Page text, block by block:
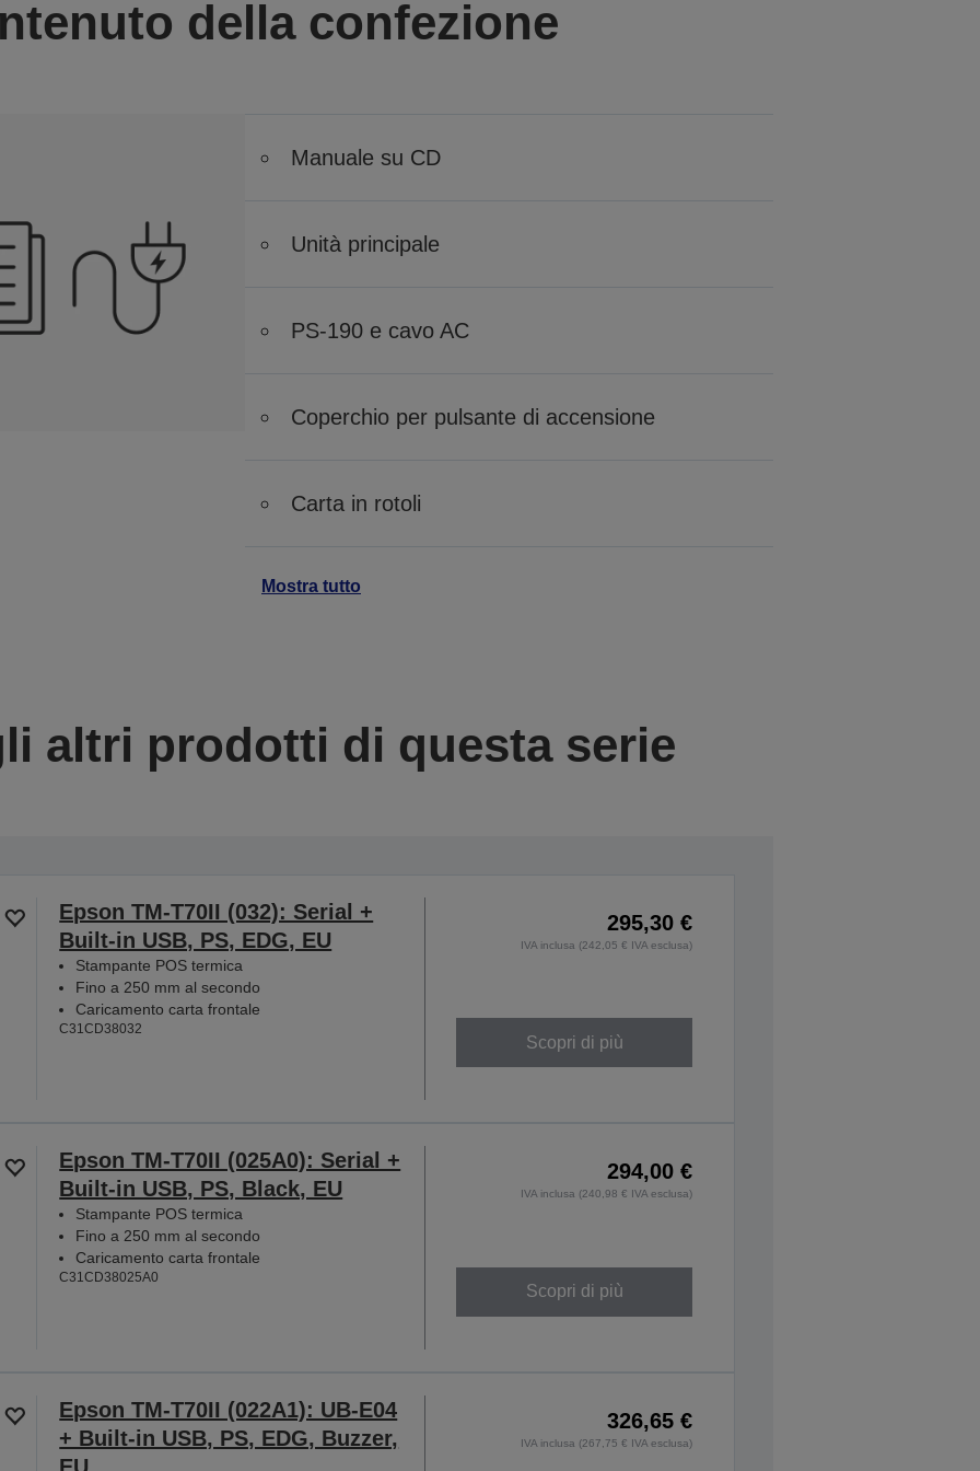
della confezione
Manuale su CD
Unità principale
PS-190 e cavo AC
Coperchio per pulsante di accensione
Carta in rotoli
Mostra tutto
altri prodotti di questa serie
Epson TM-T70II (032): Serial +
Built-in USB, PS, EDG, EU
Stampante POS termica
Fino a 250 mm al secondo
Caricamento carta frontale
C31CD38032
295,30 €
IVA inclusa (242,05 € IVA esclusa)
Scopri di più
Epson TM-T70II (025A0): Serial +
Built-in USB, PS, Black, EU
Stampante POS termica
Fino a 250 mm al secondo
Caricamento carta frontale
C31CD38025A0
294,00 €
IVA inclusa (240,98 € IVA esclusa)
Scopri di più
Epson TM-T70II (022A1): UB-E04
+ Built-in USB, PS, EDG, Buzzer,
326,65 €
IVA inclusa (267,75 € IVA esclusa)